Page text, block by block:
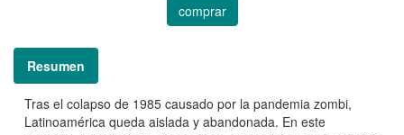
comprar
Resumen
Tras el colapso de 1985 causado por la pandemia zombi,
Latinoamérica queda aislada y abandonada. En este